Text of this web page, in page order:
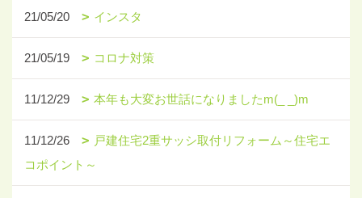
21/05/20 インスタ
21/05/19 コロナ対策
11/12/29 本年も大変お世話になりましたm(_ _)m
11/12/26
戸建住宅2重サッシ取付リフォーム～住宅エ
コポイント～